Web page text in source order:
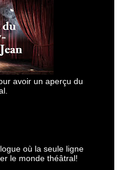
avoir un aperçu du
où la seule ligne
le monde théâtral!